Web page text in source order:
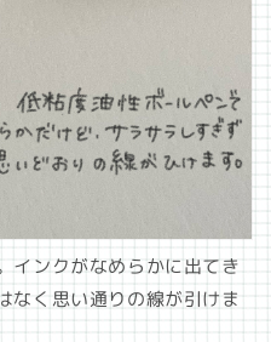
インクがなめらかに出てき
なく思い通りの線が引けま